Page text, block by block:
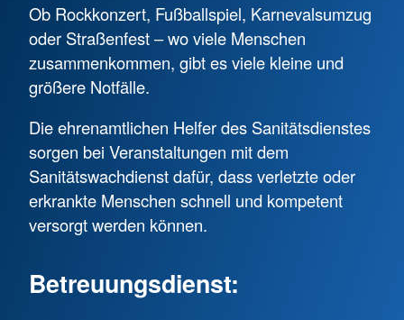
Ob Rockkonzert, Fußballspiel, Karnevalsumzug
oder Straßenfest – wo viele Menschen
zusammenkommen, gibt es viele kleine und
größere Notfälle.
Die ehrenamtlichen Helfer des Sanitätsdienstes
sorgen bei Veranstaltungen mit dem
Sanitätswachdienst dafür, dass verletzte oder
erkrankte Menschen schnell und kompetent
versorgt werden können.
Betreuungsdienst: